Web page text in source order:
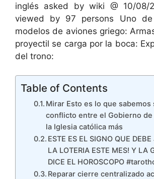
inglés asked by wiki @ 10/08/
viewed by 97 persons Uno de
modelos de aviones griego:
proyectil se carga por la boca:
del trono:
Table of Contents
Mirar Esto es lo que sabemos
conflicto entre el Gobierno de
la Iglesia católica más
ESTE ES EL SIGNO QUE
LA LOTERIA ESTE MES! Y LA
DICE EL HOROSCOPO
Reparar cierre centralizado